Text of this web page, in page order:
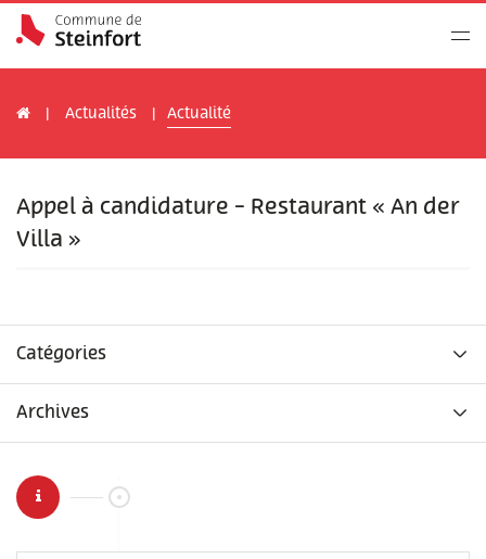
Actualités Actualité
Appel à candidature - Restaurant « An der
Villa »
Catégories
Archives